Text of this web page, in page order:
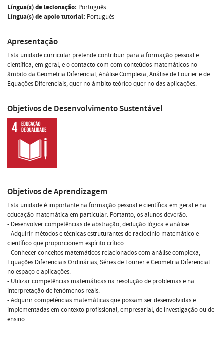
Língua(s) de lecionação: Português
Língua(s) de apoio tutorial: Português
Apresentação
Esta unidade curricular pretende contribuir para a formação pessoal e
científica, em geral, e o contacto com com conteúdos matemáticos no
âmbito da Geometria Diferencial, Análise Complexa, Análise de Fourier e de
Equações Diferenciais, quer no âmbito teórico quer no das aplicações.
Objetivos de Desenvolvimento Sustentável
Objetivos de Aprendizagem
Esta unidade é importante na formação pessoal e científica em geral e na
educação matemática em particular. Portanto, os alunos deverão:
- Desenvolver competências de abstração, dedução lógica e análise.
- Adquirir métodos e técnicas estruturantes de raciocínio matemático e
científico que proporcionem espírito crítico.
- Conhecer conceitos matemáticos relacionados com análise complexa,
Equações Diferenciais Ordinárias, Séries de Fourier e Geometria Diferencial
no espaço e aplicações.
- Utilizar competências matemáticas na resolução de problemas e na
interpretação de fenómenos reais.
- Adquirir competências matemáticas que possam ser desenvolvidas e
implementadas em contexto profissional, empresarial, de investigação ou de
ensino.